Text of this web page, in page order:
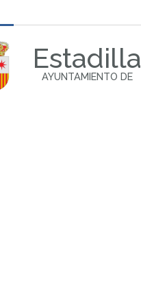
Estadilla
AYUNTAMIENTO DE